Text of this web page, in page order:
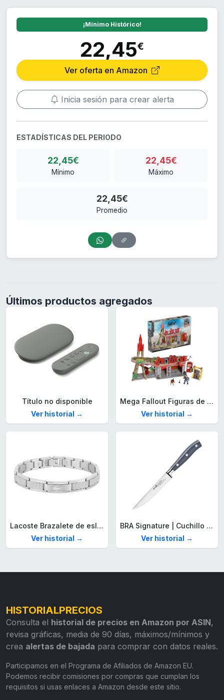
¡Mínimo Histórico!
22,45€
Ver oferta en Amazon
Inicia sesión para crear alerta
ESTADÍSTICAS DEL PERIODO
22,45€
Mínimo
22,45€
Máximo
22,45€
Promedio
Últimos productos agregados
Título no disponible
Ver historial →
Mega Fallout Figuras de acción y Juguetes de construcción, Parada de Camiones Red Rocket con 824 Piezas, 2 Personajes articulados y Accesorios, para coleccionistas, HXT00
Ver historial →
Lacoste Brazalete de eslabón para Hombre Colección STENCIL de Acero inoxidable
Ver historial →
BRA Signature | Cuchillo tomatero 120 mm, Acero Inoxidable alemán forjado con Molibdeno Vanadio, Mango Remachado ABS, Diseño Ergonómico, Hoja 1,6 mm espesor
Ver historial →
HISTORIALPRECIOS
Consulta el historial de precios en Amazon por ASIN,
revisa gráficas, media de 90 días, máximos/mínimos y
crea alertas de bajada para comprar con datos reales.
Participamos en el Programa de Afiliados de Amazon EU.
Podemos recibir comisiones por compras que cumplan los
requisitos si usas enlaces a Amazon desde este sitio.